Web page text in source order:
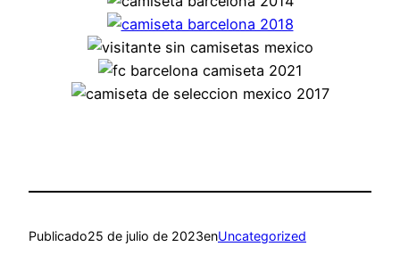
Publicado25 de julio de 2023enUncategorized